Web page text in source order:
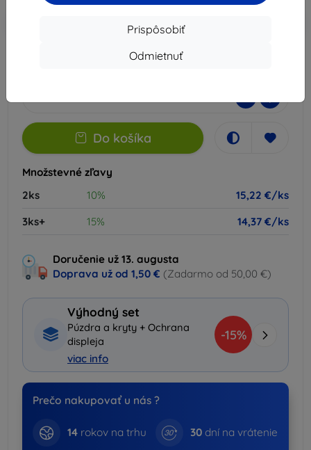
Prispôsobiť
Odmietnuť
- +
Do košíka
Množstevné zľavy
2ks
10%
15,22 €/ks
3ks+
15% 14,37 €/ks
Doručenie už 13. augusta
Doprava už od 1,50 € (Zadarmo od 50,00 €)
Výhodný set
Púzdra a kryty + Ochrana
displeja
viac info
-15%
Prečo nakupovať u nás ?
14rokov na trhu 30 dní na vrátenie